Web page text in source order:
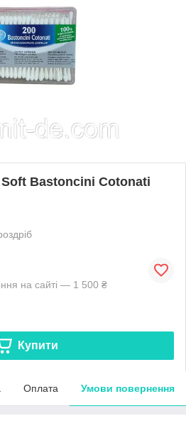
Soft Bastoncini Cotonati
на сайті — 1 500 ₴
Купити
Оплата Умови повернення